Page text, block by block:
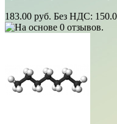
183.00 руб. Без НДС: